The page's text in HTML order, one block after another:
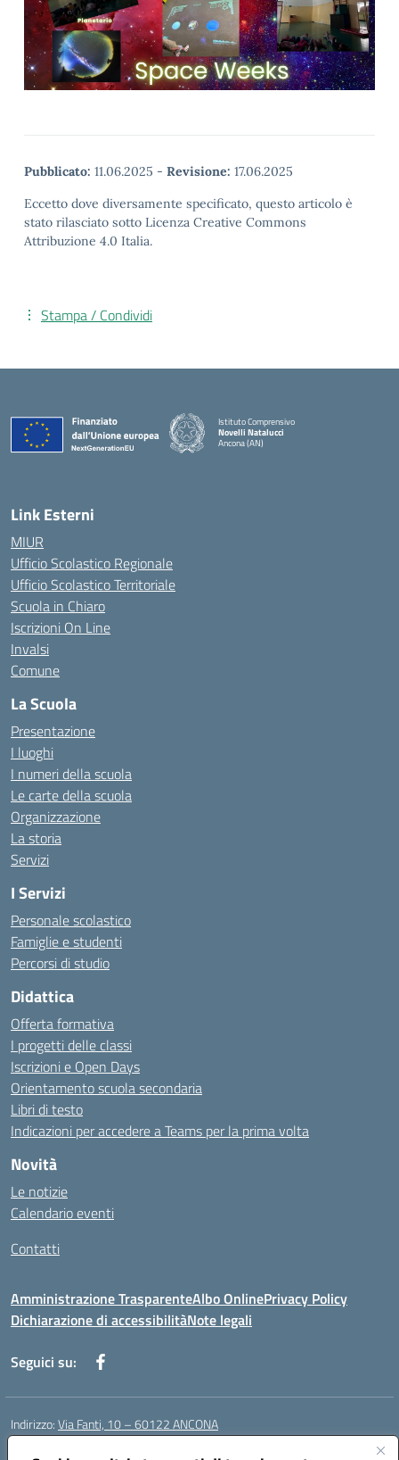
Pubblicato: 11.06.2025 - Revisione: 17.06.2025
Eccetto dove diversamente specificato, questo articolo è
stato rilasciato sotto Licenza Creative Commons
Attribuzione 4.0 Italia.
Stampa / Condividi
Istituto Comprensivo
Novelli Natalucci
Ancona (AN)
Link Esterni
MIUR
Ufficio Scolastico Regionale
Ufficio Scolastico Territoriale
Scuola in Chiaro
Iscrizioni On Line
Invalsi
Comune
La Scuola
Presentazione
I luoghi
I numeri della scuola
Le carte della scuola
Organizzazione
La storia
Servizi
I Servizi
Personale scolastico
Famiglie e studenti
Percorsi di studio
Didattica
Offerta formativa
I progetti delle classi
Iscrizioni e Open Days
Orientamento scuola secondaria
Libri di testo
Indicazioni per accedere a Teams per la prima volta
Novità
Le notizie
Calendario eventi
Contatti
Amministrazione TrasparenteAlbo OnlinePrivacy Policy
Dichiarazione di accessibilitàNote legali
Seguici su:
Indirizzo:Via Fanti, 10 – 60122 ANCONA
Centralino:071 201642 Email:anic813007@istruzione.it